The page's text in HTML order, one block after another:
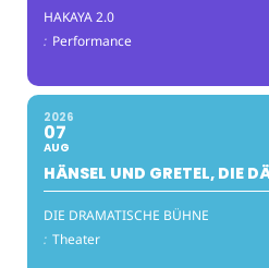
HAKAYA 2.0
: Performance
2026
07
AUG
HÄNSEL UND GRETEL, DIE
DIE DRAMATISCHE BÜHNE
: Theater